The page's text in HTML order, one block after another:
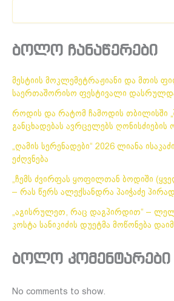
ბოლო ჩანაწერები
მესტიის მოკლემეტრაჟიანი და მთის
საერთაშორისო ფესტივალი
როდის და რატომ ჩამოდის თბილისში
განცხადებას ავრცელებს ღონისძიების
„ღამის სერენადები“ 2026 ლიანა
ეძღვნება
„ჩემს ძვირფას ყოფილთან ბოდიში
– რას წერს ალექსანდრა პაიჭაძე
„აგისრულეთ, რაც დაგპირდით“ –
კოსტა სანიკიძის დუეტმა მოწონება
ბოლო კომენტარები
No comments to show.